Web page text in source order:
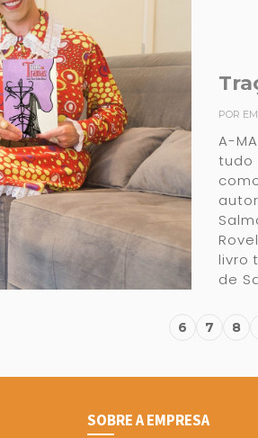
POR
A-
tudo
livro
de
6 7 8
SOBRE A EMPRESA